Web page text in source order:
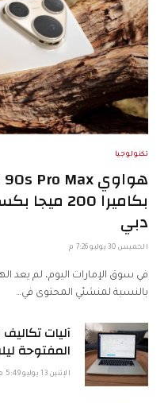
تكنولوجيا
بكاميرا
دبي
الخميس 30 يوليو 7:26 م
في سوق الإمارات اليوم، لم يعد
بالنسبة لمنشئي المحتوى في…
آليات
المفتوحة
الإثنين 13 يوليو 5:49 م